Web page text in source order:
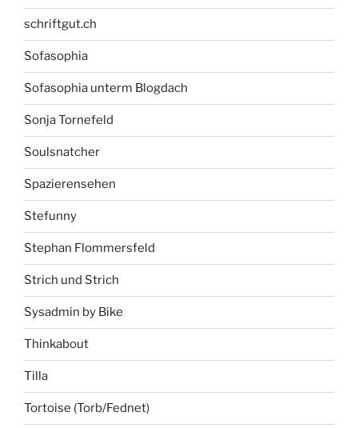
schriftgut.ch
Sofasophia
Sofasophia unterm Blogdach
Sonja Tornefeld
Soulsnatcher
Spazierensehen
Stefunny
Stephan Flommersfeld
Strich und Strich
Sysadmin by Bike
Thinkabout
Tilla
Tortoise (Torb/Fednet)